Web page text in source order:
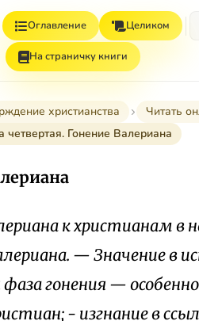
Оглавление Целиком
На страничку книги
христианства Читать
четвертая. Гонение Валериана
к христианам в
— Значение в
гонения —
- изгнание в